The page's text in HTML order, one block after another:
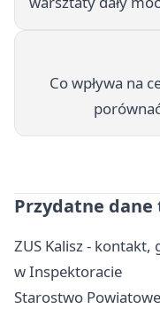
Co wpływa na
Przydatne
ZUS Kalisz - kontakt,
w Inspektoracie
Starostwo